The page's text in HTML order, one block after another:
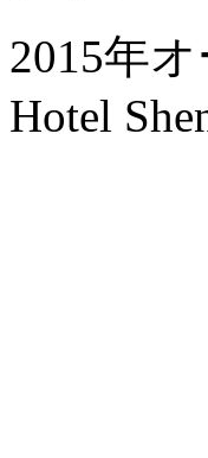
2015年
Hotel